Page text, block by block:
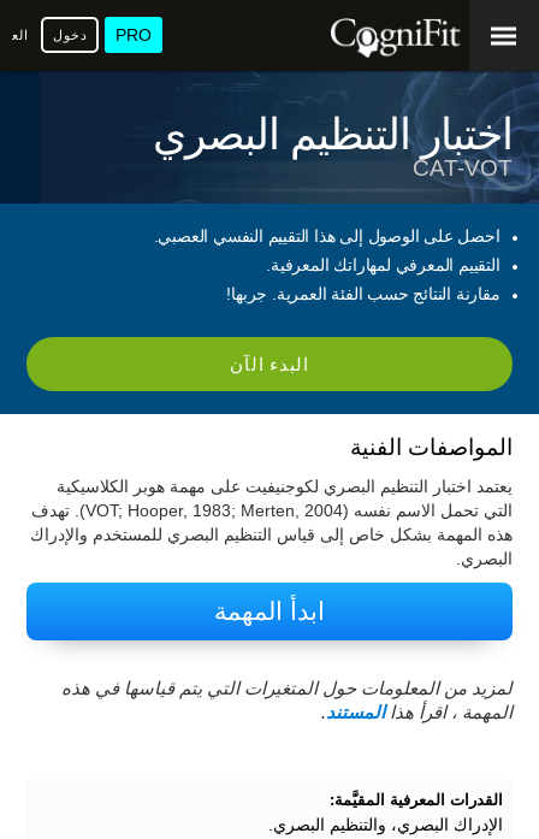
PRO دخول
اختبار التنظيم البصري
CAT-VOT
احصل على الوصول إلى هذا التقييم النفسي العصبي.
التقييم المعرفي لمهاراتك المعرفية.
مقارنة النتائج حسب الفئة العمرية. جربها!
البدء الآن
المواصفات الفنية
يعتمد اختبار التنظيم البصري لكوجنيفيت على مهمة هوبر الكلاسيكية
التي تحمل الاسم نفسه (VOT; Hooper, 1983; Merten, 2004). تهدف
هذه المهمة بشكل خاص إلى قياس التنظيم البصري للمستخدم والإدراك
البصري.
ابدأ المهمة
لمزيد من المعلومات حول المتغيرات التي يتم قياسها في هذه
المهمة ، اقرأ هذاالمستند.
القدرات المعرفية المقيَّمة:
الإدراك البصري، والتنظيم البصري.